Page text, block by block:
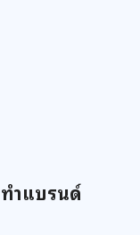
ำแบรนด์